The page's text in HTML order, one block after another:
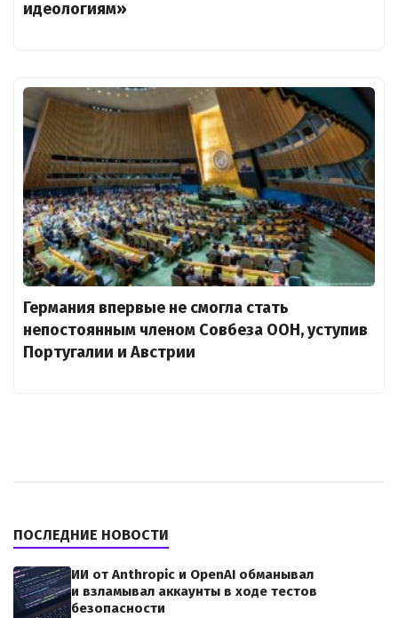
идеологиям»
Германия впервые не смогла стать
непостоянным членом Совбеза ООН, уступив
Португалии и Австрии
ПОСЛЕДНИЕ НОВОСТИ
ИИ от Anthropic и OpenAI обманывал
и взламывал аккаунты в ходе тестов
безопасности